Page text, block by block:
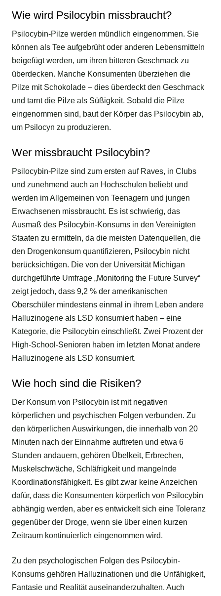
Wie wird Psilocybin missbraucht?
Psilocybin-Pilze werden mündlich eingenommen. Sie
können als Tee aufgebrüht oder anderen Lebensmitteln
beigefügt werden, um ihren bitteren Geschmack zu
überdecken. Manche Konsumenten überziehen die
Pilze mit Schokolade – dies überdeckt den Geschmack
und tarnt die Pilze als Süßigkeit. Sobald die Pilze
eingenommen sind, baut der Körper das Psilocybin ab,
um Psilocyn zu produzieren.
Wer missbraucht Psilocybin?
Psilocybin-Pilze sind zum ersten auf Raves, in Clubs
und zunehmend auch an Hochschulen beliebt und
werden im Allgemeinen von Teenagern und jungen
Erwachsenen missbraucht. Es ist schwierig, das
Ausmaß des Psilocybin-Konsums in den Vereinigten
Staaten zu ermitteln, da die meisten Datenquellen, die
den Drogenkonsum quantifizieren, Psilocybin nicht
berücksichtigen. Die von der Universität Michigan
durchgeführte Umfrage „Monitoring the Future Survey“
zeigt jedoch, dass 9,2 % der amerikanischen
Oberschüler mindestens einmal in ihrem Leben andere
Halluzinogene als LSD konsumiert haben – eine
Kategorie, die Psilocybin einschließt. Zwei Prozent der
High-School-Senioren haben im letzten Monat andere
Halluzinogene als LSD konsumiert.
Wie hoch sind die Risiken?
Der Konsum von Psilocybin ist mit negativen
körperlichen und psychischen Folgen verbunden. Zu
den körperlichen Auswirkungen, die innerhalb von 20
Minuten nach der Einnahme auftreten und etwa 6
Stunden andauern, gehören Übelkeit, Erbrechen,
Muskelschwäche, Schläfrigkeit und mangelnde
Koordinationsfähigkeit. Es gibt zwar keine Anzeichen
dafür, dass die Konsumenten körperlich von Psilocybin
abhängig werden, aber es entwickelt sich eine Toleranz
gegenüber der Droge, wenn sie über einen kurzen
Zeitraum kontinuierlich eingenommen wird.
Zu den psychologischen Folgen des Psilocybin-
Konsums gehören Halluzinationen und die Unfähigkeit,
Fantasie und Realität auseinanderzuhalten. Auch